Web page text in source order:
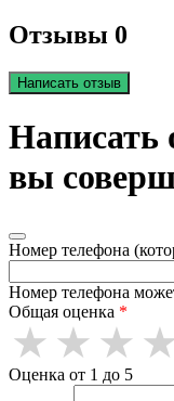
Отзывы 0
Написать отзыв
Написать
вы
Номер телефона
Номер телефона
Общая оценка *
Оценка от 1 до 5